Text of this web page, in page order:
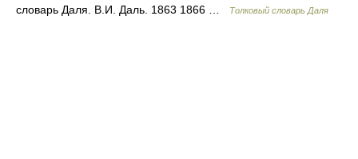
словарь Даля. В.И. Даль. 1863 1866 …
Толковый словарь Даля